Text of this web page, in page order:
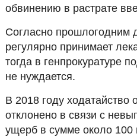
обвинению в растрате
Согласно прошлогодним
регулярно принимает
тогда в генпрокуратуре
не нуждается.
В 2018 году
отклонено в связи с
ущерб в сумме около 100